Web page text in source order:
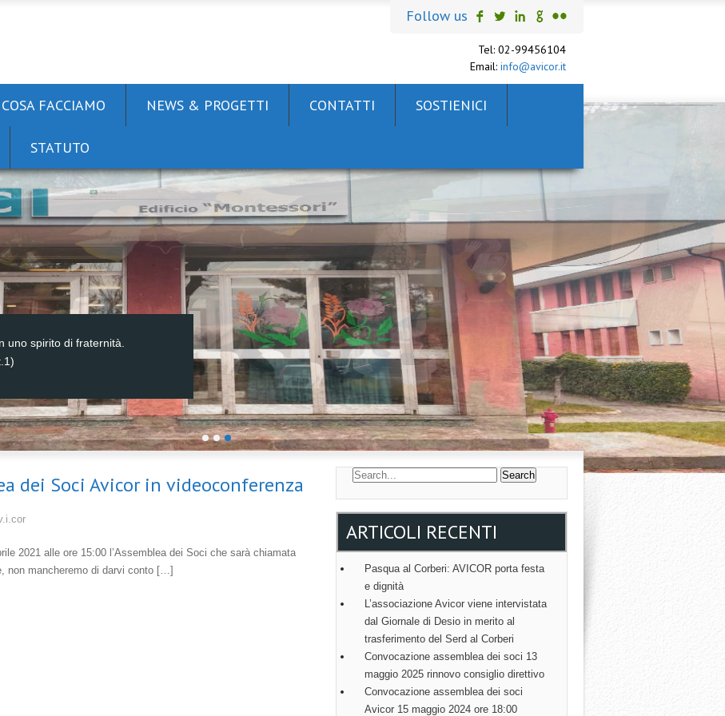
Follow us
Tel: 02-99456104
Email: info@avicor.it
COSA FACCIAMO NEWS & PROGETTI CONTATTI SOSTIENICI
STATUTO
uno spirito di fraternità.
dei Soci Avicor in videoconferenza
2021 alle ore 15:00 l’Assemblea dei Soci che sarà chiamata
non mancheremo di darvi conto […]
ARTICOLI RECENTI
Pasqua al Corberi: AVICOR porta festa
e dignità
L’associazione Avicor viene intervistata
dal Giornale di Desio in merito al
trasferimento del Serd al Corberi
Convocazione assemblea dei soci 13
maggio 2025 rinnovo consiglio direttivo
Convocazione assemblea dei soci
Avicor 15 maggio 2024 ore 18:00